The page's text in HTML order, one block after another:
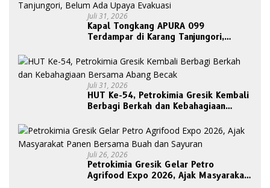
Juli 31, 2026
Kapal Tongkang APURA 099
Terdampar di Karang Tanjungori,
Juli 31, 2026
HUT Ke-54, Petrokimia Gresik Kembali
Berbagi Berkah dan Kebahagiaan
Juli 26, 2026
Petrokimia Gresik Gelar Petro
Agrifood Expo 2026, Ajak Masyarakat